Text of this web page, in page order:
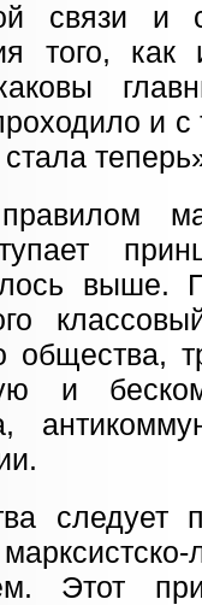
связи и
того, как
и с
выше.
общества,
и
следует
Этот